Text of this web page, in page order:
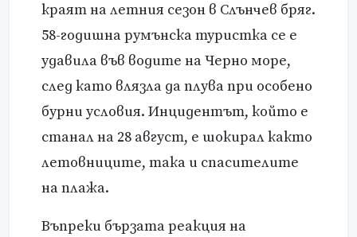
краят на летния сезон в Слънчев бряг.
58-годишна румънска туристка се е
удавила във водите на Черно море,
след като влязла да плува при особено
бурни условия. Инцидентът, който е
станал на 28 август, е шокирал както
летовниците, така и спасителите
на плажа.
Въпреки бързата реакция на